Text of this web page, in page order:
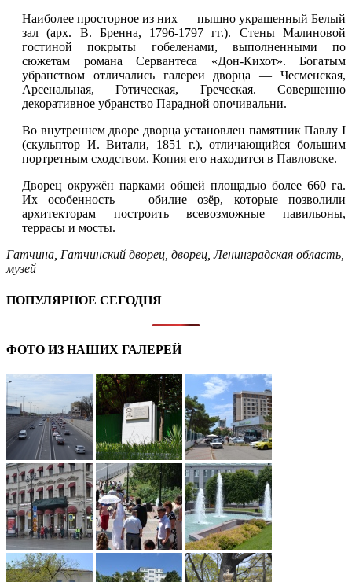
Наиболее просторное из них — пышно украшенный Белый
зал (арх. В. Бренна, 1796-1797 гг.). Стены Малиновой
гостиной покрыты гобеленами, выполненными по
сюжетам романа Сервантеса «Дон-Кихот». Богатым
убранством отличались галереи дворца — Чесменская,
Арсенальная, Готическая, Греческая. Совершенно
декоративное убранство Парадной опочивальни.
Во внутреннем дворе дворца установлен памятник Павлу I
(скульптор И. Витали, 1851 г.), отличающийся большим
портретным сходством. Копия его находится в Павловске.
Дворец окружён парками общей площадью более 660 га.
Их особенность — обилие озёр, которые позволили
архитекторам построить всевозможные павильоны,
террасы и мосты.
Гатчина Гатчинский дворец дворец ,Ленинградская область
музей
ПОПУЛЯРНОЕ СЕГОДНЯ
ФОТО ИЗ НАШИХ ГАЛЕРЕЙ